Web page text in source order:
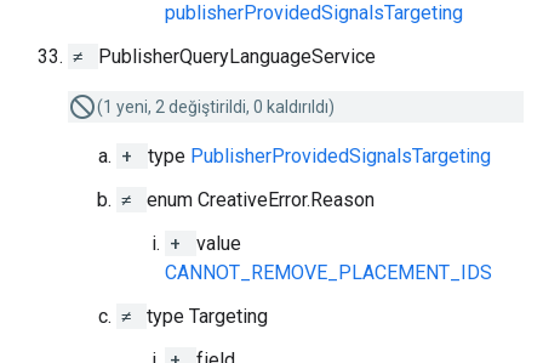
publisherProvidedSignalsTargeting
≠
PublisherQueryLanguageService
(1 yeni, 2 değiştirildi, 0 kaldırıldı)
+ type PublisherProvidedSignalsTargeting
≠
enum CreativeError.Reason
+
value
CANNOT_REMOVE_PLACEMENT_IDS
≠
type Targeting